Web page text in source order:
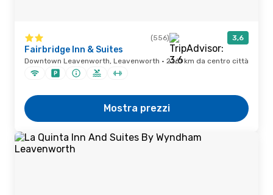
(556) 3,6
Fairbridge Inn & Suites
Downtown Leavenworth, Leavenworth · 2261 km da centro città
Mostra prezzi